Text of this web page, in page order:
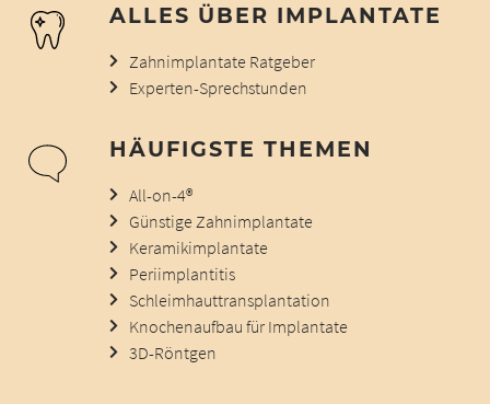
ALLES ÜBER IMPLANTATE
Zahnimplantate Ratgeber
Experten-Sprechstunden
HÄUFIGSTE THEMEN
All-on-4®
Günstige Zahnimplantate
Keramikimplantate
Periimplantitis
Schleimhauttransplantation
Knochenaufbau für Implantate
3D-Röntgen